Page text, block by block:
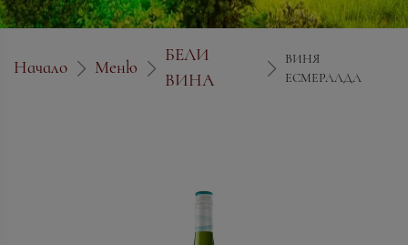
Начало Меню
БЕЛИ
ВИНА
ВИНЯ
ЕСМЕРАЛДА